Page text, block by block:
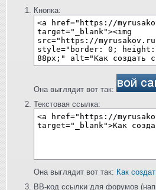
Кнопка:
Она выглядит вот так:
Текстовая ссылка:
Она выглядит вот так: Как
BB-код ссылки для форумов